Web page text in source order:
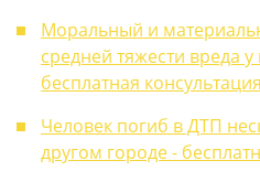
Моральный и
средней тяжести вреда
бесплатная
Человек погиб в ДТП
другом городе -